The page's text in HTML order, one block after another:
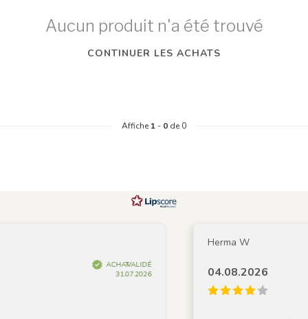
Aucun produit n'a été trouvé
CONTINUER LES ACHATS
Affiche 1 - 0 de 0
ACHAT VALIDÉ
31.07.2026
Herma W
04.08.2026